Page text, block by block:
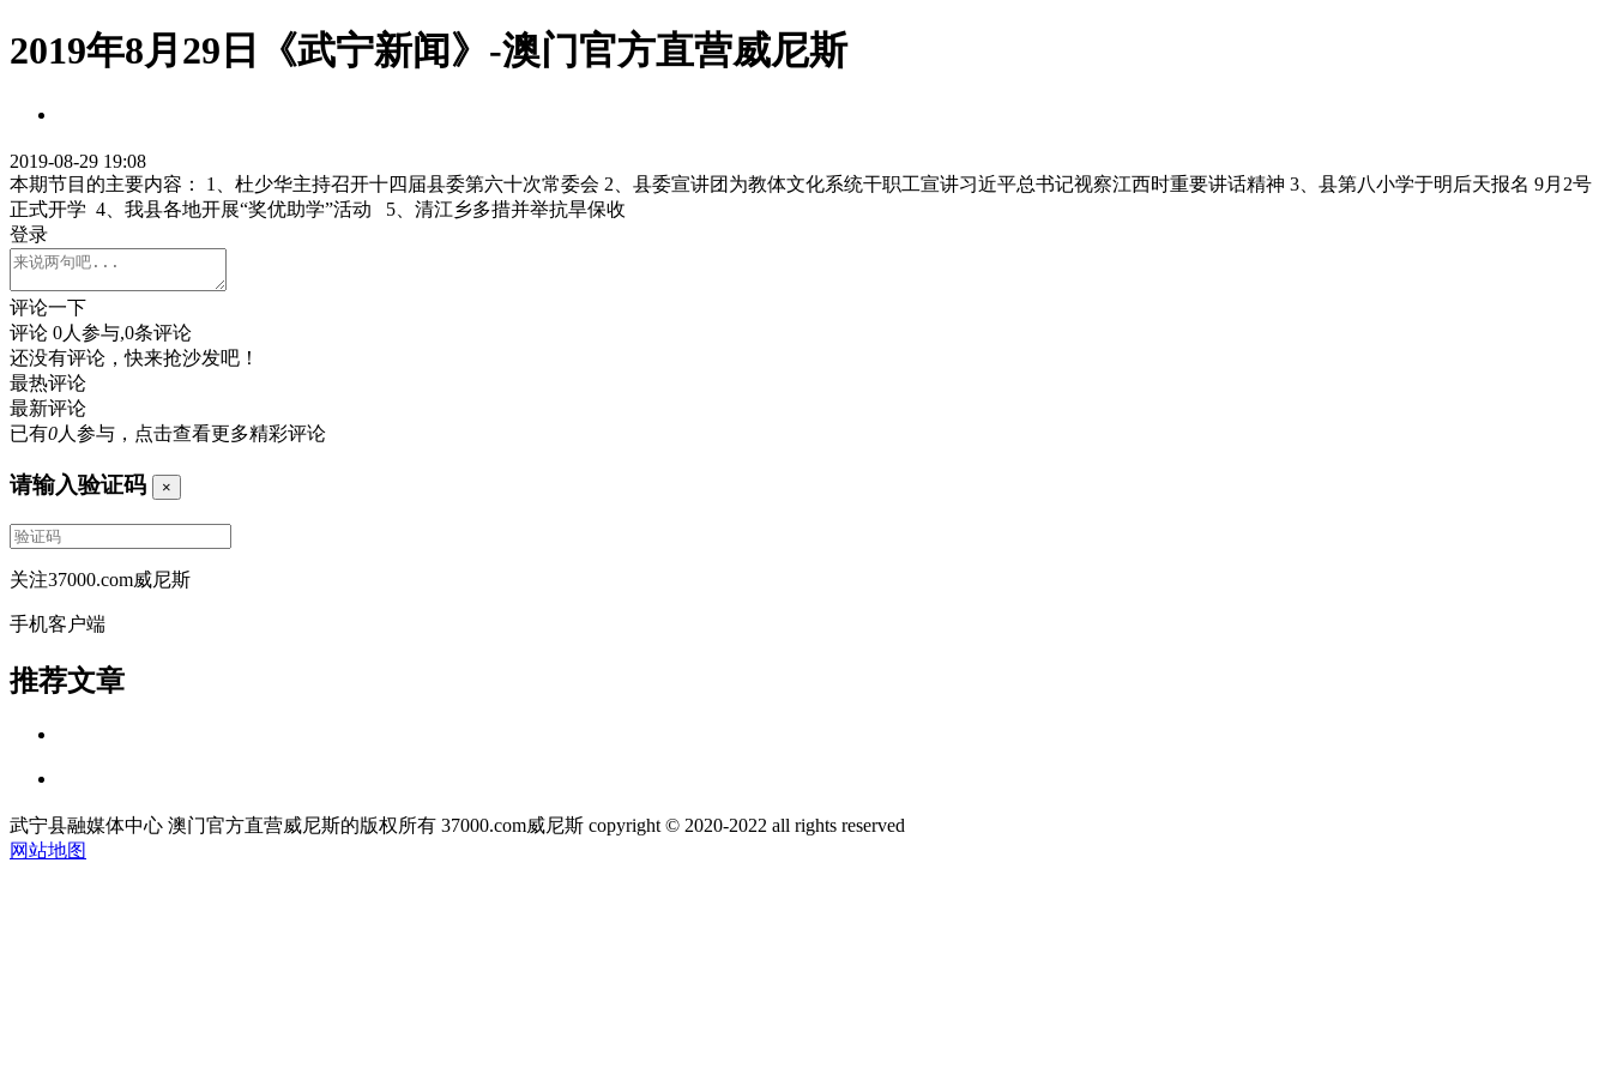
2019年8月29日《武宁新闻》-澳门官方直营威尼斯
2019-08-29 19:08
本期节目的主要内容： 1、杜少华主持召开十四届县委第六十次常委会 2、县委宣讲团为教体文化系统干职工宣讲习近平总书记视察江西时重要讲话精神 3、县第八小学于明后天报名 9月2号
正式开学 4、我县各地开展“奖优助学”活动 5、清江乡多措并举抗旱保收
登录
评论一下
评论 0人参与,0条评论
还没有评论，快来抢沙发吧！
最热评论
最新评论
已有0人参与，点击查看更多精彩评论
请输入验证码 ×
关注37000.com威尼斯
手机客户端
推荐文章
武宁县融媒体中心 澳门官方直营威尼斯的版权所有 37000.com威尼斯 copyright © 2020-2022 all rights reserved
网站地图